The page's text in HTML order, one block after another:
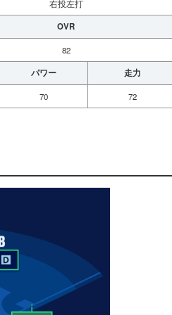
右投左打
OVR
82
パワー 走力
70 72